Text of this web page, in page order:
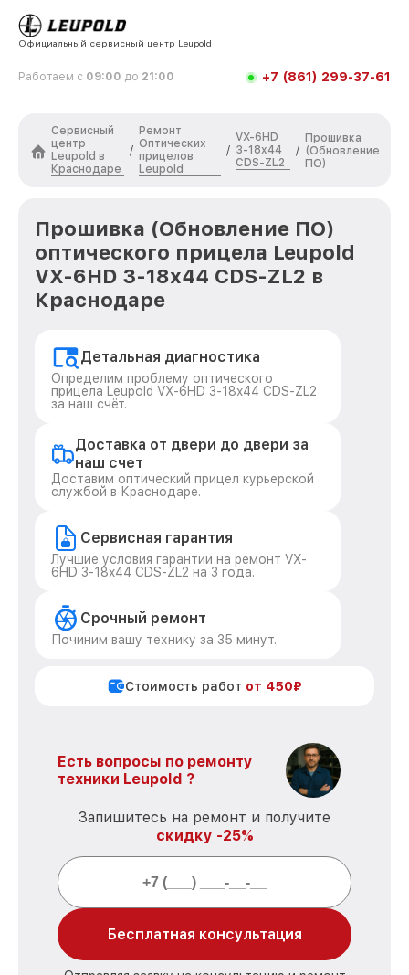
Официальный сервисный центр Leupold
Работаем с 09:00 до 21:00 +7 (861) 299-37-61
Сервисный
центр
Leupold в
Краснодаре
/
Ремонт
Оптических
прицелов
Leupold
/
VX-6HD
3-18x44
CDS-ZL2
/
Прошивка
(Обновление
ПО)
Прошивка (Обновление ПО)
оптического прицела Leupold
VX-6HD 3-18x44 CDS-ZL2 в
Краснодаре
Детальная диагностика
Определим проблему оптического
прицела Leupold VX-6HD 3-18x44 CDS-ZL2
за наш счёт.
Доставка от двери до двери за
наш счет
Доставим оптический прицел курьерской
службой в Краснодаре.
Сервисная гарантия
Лучшие условия гарантии на ремонт VX-
6HD 3-18x44 CDS-ZL2 на 3 года.
Срочный ремонт
Починим вашу технику за 35 минут.
Стоимость работ от 450₽
Есть вопросы по ремонту
техники Leupold ?
Запишитесь на ремонт и получите
скидку -25%
Бесплатная консультация